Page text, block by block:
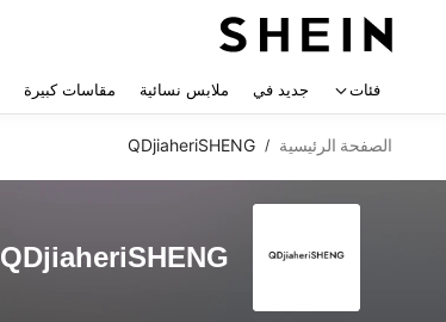
فئات جديد في ملابس نسائية مقاسات كبيرة
الصفحة الرئيسية /
QDjiaheriSHENG
QDjiaheriSHENG